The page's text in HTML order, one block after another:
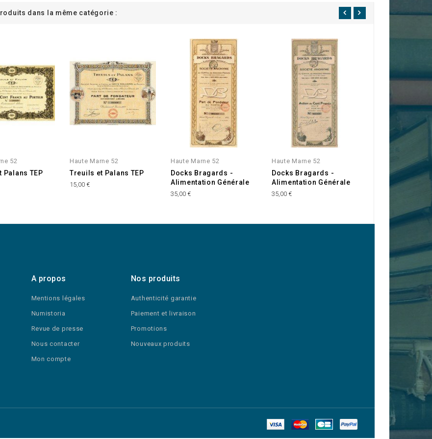
dans la même catégorie :
52
Palans TEP
Haute Marne 52
Treuils et Palans TEP
15,00 €
Haute Marne 52
Docks Bragards -
Alimentation Générale
35,00 €
Haute Marne 52
Docks Bragards -
Alimentation Générale
35,00 €
Haute Marne 52
Cie du Chemin
Wassy à St-
A propos
Mentions légales
Numistoria
Revue de presse
Nous contacter
Mon compte
Nos produits
Authenticité garantie
Paiement et livraison
Promotions
Nouveaux produits